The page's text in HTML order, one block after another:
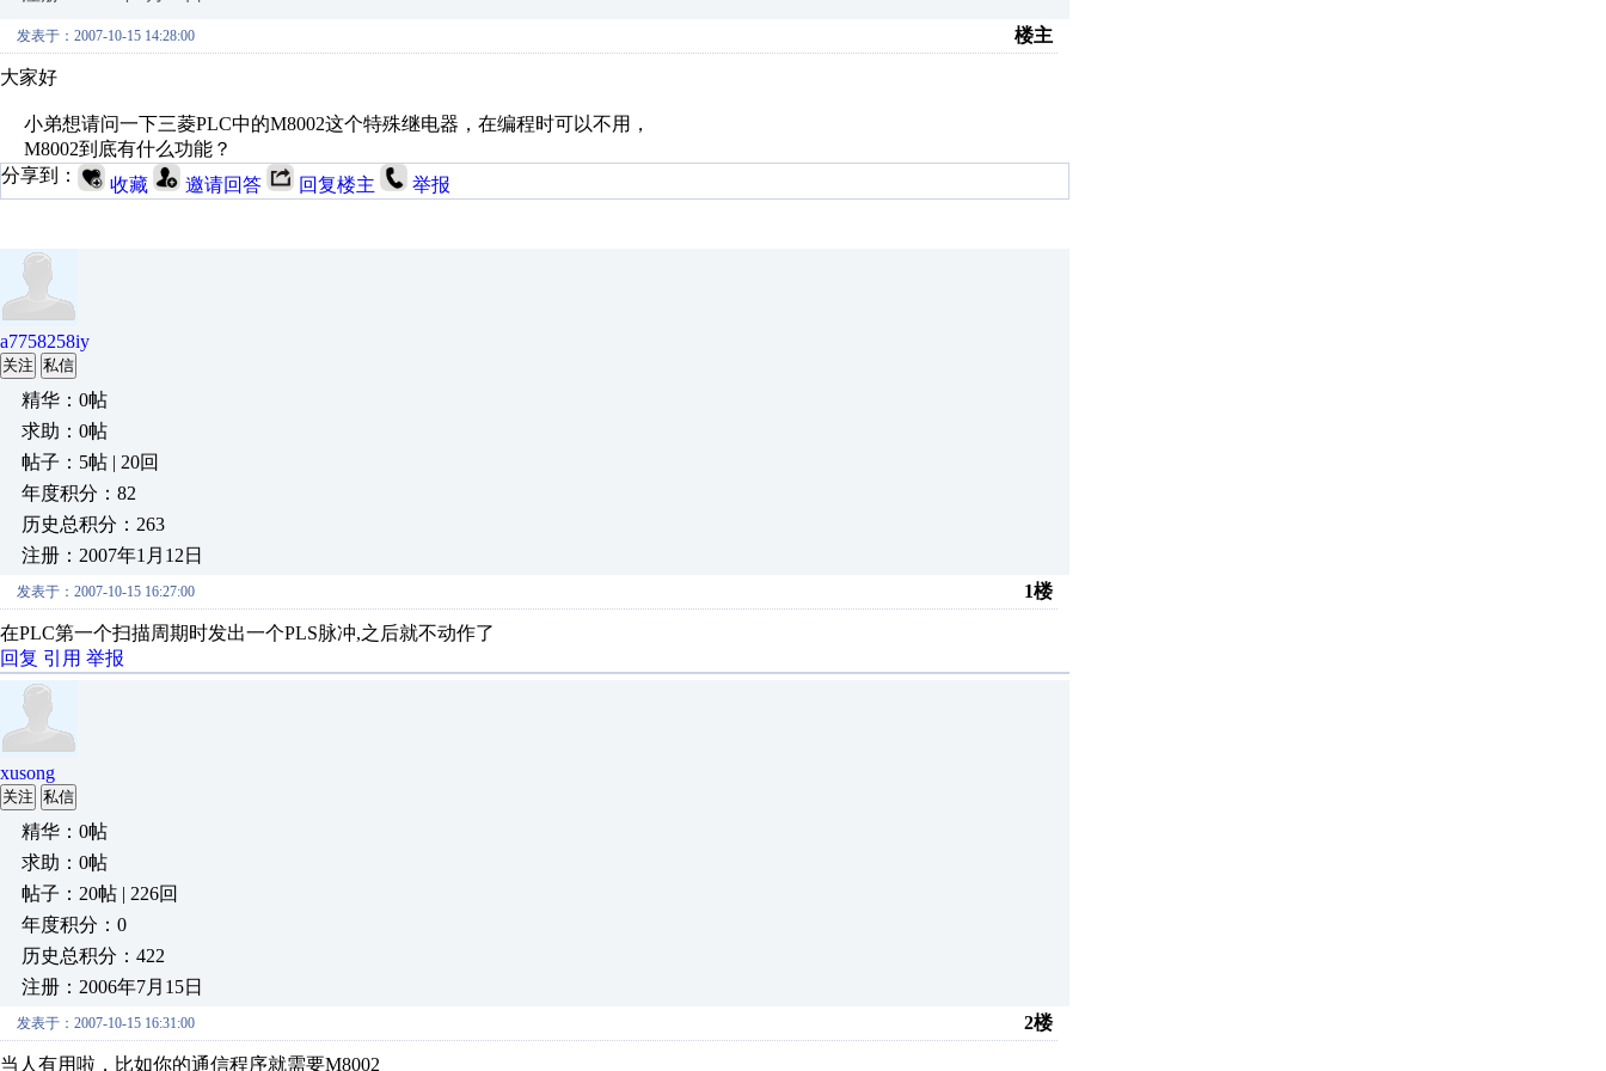
发表于：2007-10-15 14:28:00 楼主
大家好
小弟想请问一下三菱PLC中的M8002这个特殊继电器，在编程时可以不用，
M8002到底有什么功能？
分享到：
收藏 邀请回答 回复楼主 举报
a7758258iy
关注 私信
精华：0帖
求助：0帖
帖子：5帖 | 20回
年度积分：82
历史总积分：263
注册：2007年1月12日
发表于：2007-10-15 16:27:00 1楼
在PLC第一个扫描周期时发出一个PLS脉冲,之后就不动作了
回复 引用 举报
xusong
关注 私信
精华：0帖
求助：0帖
帖子：20帖 | 226回
年度积分：0
历史总积分：422
注册：2006年7月15日
发表于：2007-10-15 16:31:00 2楼
当人有用啦，比如你的通信程序就需要M8002